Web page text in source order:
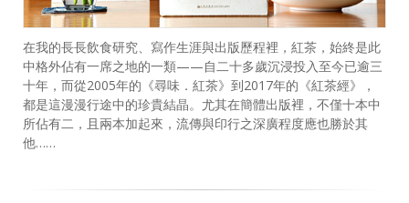
在我的長長飲食研究、寫作生涯與出版歷程裡，紅茶，始終是此
中格外佔有一席之地的一類——自二十多歲沉浸投入至今已逾三
十年，而從2005年的《尋味．紅茶》到2017年的《紅茶經》，
都是這漫漫行途中的珍貴結晶。尤其在簡體出版裡，不僅十本中
所佔有二，且兩本加起來，流傳與印行之深廣程度應也勝於其
他……